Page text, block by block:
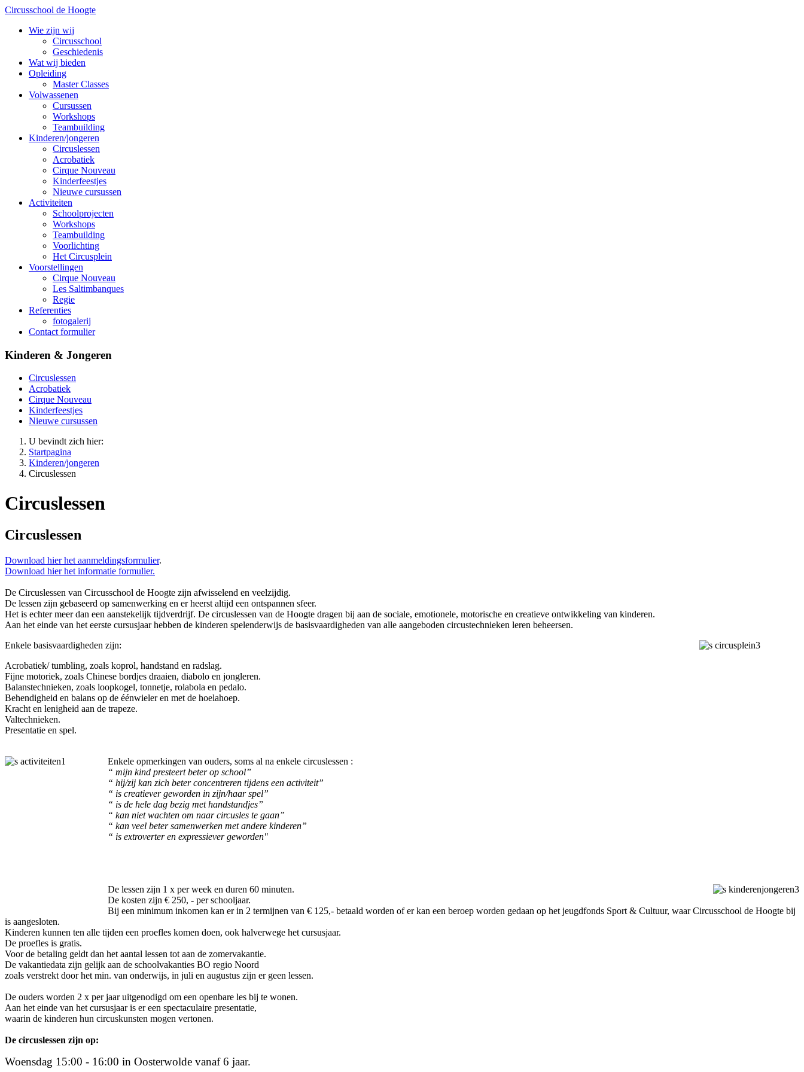
Circusschool de Hoogte
Wie zijn wij
Circusschool
Geschiedenis
Wat wij bieden
Opleiding
Master Classes
Volwassenen
Cursussen
Workshops
Teambuilding
Kinderen/jongeren
Circuslessen
Acrobatiek
Cirque Nouveau
Kinderfeestjes
Nieuwe cursussen
Activiteiten
Schoolprojecten
Workshops
Teambuilding
Voorlichting
Het Circusplein
Voorstellingen
Cirque Nouveau
Les Saltimbanques
Regie
Referenties
fotogalerij
Contact formulier
Kinderen & Jongeren
Circuslessen
Acrobatiek
Cirque Nouveau
Kinderfeestjes
Nieuwe cursussen
U bevindt zich hier:
Startpagina
Kinderen/jongeren
Circuslessen
Circuslessen
Circuslessen
Download hier het aanmeldingsformulier.
Download hier het informatie formulier.
De Circuslessen van Circusschool de Hoogte zijn afwisselend en veelzijdig.
De lessen zijn gebaseerd op samenwerking en er heerst altijd een ontspannen sfeer.
Het is echter meer dan een aanstekelijk tijdverdrijf. De circuslessen van de Hoogte dragen bij aan de sociale, emotionele, motorische en creatieve ontwikkeling van kinderen.
Aan het einde van het eerste cursusjaar hebben de kinderen spelenderwijs de basisvaardigheden van alle aangeboden circustechnieken leren beheersen.
Enkele basisvaardigheden zijn:
Acrobatiek/ tumbling, zoals koprol, handstand en radslag.
Fijne motoriek, zoals Chinese bordjes draaien, diabolo en jongleren.
Balanstechnieken, zoals loopkogel, tonnetje, rolabola en pedalo.
Behendigheid en balans op de éénwieler en met de hoelahoep.
Kracht en lenigheid aan de trapeze.
Valtechnieken.
Presentatie en spel.
Enkele opmerkingen van ouders, soms al na enkele circuslessen :
“ mijn kind presteert beter op school”
“ hij/zij kan zich beter concentreren tijdens een activiteit”
“ is creatiever geworden in zijn/haar spel”
“ is de hele dag bezig met handstandjes”
“ kan niet wachten om naar circusles te gaan”
“ kan veel beter samenwerken met andere kinderen”
“ is extroverter en expressiever geworden"
De lessen zijn 1 x per week en duren 60 minuten.
De kosten zijn € 250, - per schooljaar.
Bij een minimum inkomen kan er in 2 termijnen van € 125,- betaald worden of er kan een beroep worden gedaan op het jeugdfonds Sport & Cultuur, waar Circusschool de Hoogte bij
is aangesloten.
Kinderen kunnen ten alle tijden een proefles komen doen, ook halverwege het cursusjaar.
De proefles is gratis.
Voor de betaling geldt dan het aantal lessen tot aan de zomervakantie.
De vakantiedata zijn gelijk aan de schoolvakanties BO regio Noord
zoals verstrekt door het min. van onderwijs, in juli en augustus zijn er geen lessen.
De ouders worden 2 x per jaar uitgenodigd om een openbare les bij te wonen.
Aan het einde van het cursusjaar is er een spectaculaire presentatie,
waarin de kinderen hun circuskunsten mogen vertonen.
De circuslessen zijn op:
Woensdag 15:00 - 16:00 in Oosterwolde vanaf 6 jaar.